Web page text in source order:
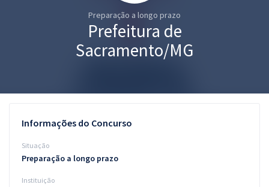
Conteúdo gratuito
Blog
Preparação a longo prazo
Prefeitura de
Sacramento/MG
Informações do Concurso
Situação
Preparação a longo prazo
Instituição